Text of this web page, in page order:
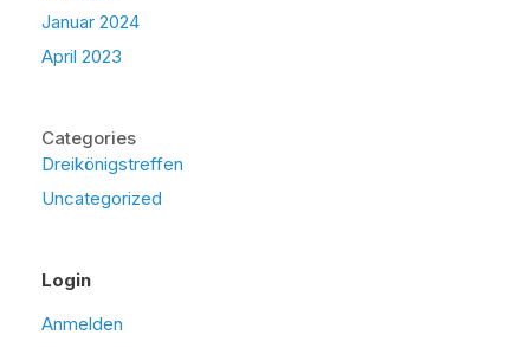
Januar 2024
April 2023
Categories
Dreikönigstreffen
Uncategorized
Login
Anmelden